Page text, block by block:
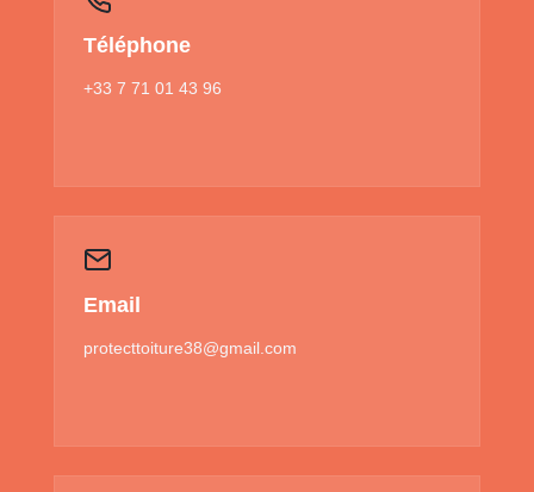
Téléphone
+33 7 71 01 43 96
Email
protecttoiture38@gmail.com